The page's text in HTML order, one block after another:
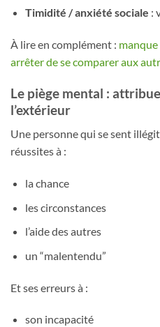
Timidité / anxiété sociale :
À lire en complément : manque
arrêter de se comparer aux
Le piège mental :
l’extérieur
Une personne qui se sent
réussites à :
la chance
les circonstances
l’aide des autres
un “malentendu”
Et ses erreurs à :
son incapacité